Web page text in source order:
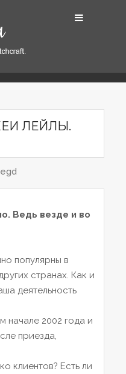
ЛЕЙЛЫ.
Ведь везде и во
популярны в
странах. Как и
деятельность
начале 2002 года и
приезда,
клиентов? Есть ли